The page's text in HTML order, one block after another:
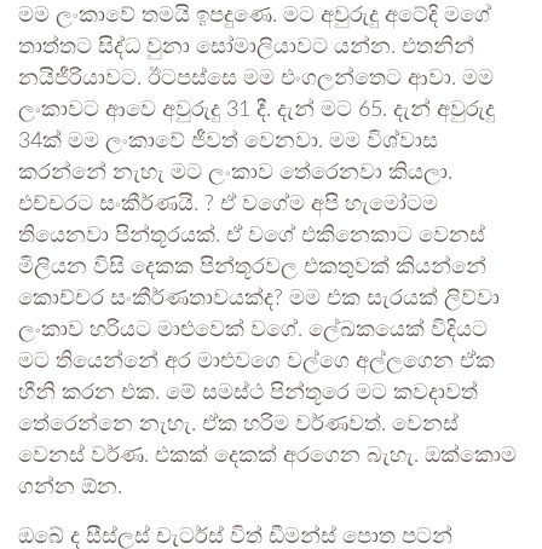
මම ලංකාවේ තමයි ඉපදුණෙ. මට අවුරුදු අටේදි මගේ
තාත්තට සිද්ධ වුනා සෝමාලියාවට යන්න. එතනින්
නයිජීරියාවට. ඊටපස්සෙ මම එංගලන්තෙට ආවා. මම
ලංකාවට ආවෙ අවුරුදු 31 දී. දැන් මට 65. දැන් අවුරුදු
34ක් මම ලංකාවේ ජීවත් වෙනවා. මම විශ්වාස
කරන්නේ නැහැ මට ලංකාව තේරෙනවා කියලා.
එච්චරට සංකීර්ණයි. ? ඒ වගේම අපි හැමෝටම
තියෙනවා පින්තූරයක්. ඒ වගේ එකිනෙකාට වෙනස්
මිලියන විසි දෙකක පින්තූරවල එකතුවක් කියන්නේ
කොච්චර සංකීර්ණතාවයක්ද? මම එක සැරයක් ලිව්වා
ලංකාව හරියට මාළුවෙක් වගේ. ලේඛකයෙක් විදියට
මට තියෙන්නේ අර මාළුවගෙ වල්ගෙ අල්ලගෙන ඒක
හීනි කරන එක. මේ සමස්ථ පින්තූරෙ මට කවදාවත්
තේරෙන්නෙ නැහැ. ඒක හරිම වර්ණවත්. වෙනස්
වෙනස් වර්ණ. එකක් දෙකක් අරගෙන බැහැ. ඔක්කොම
ගන්න ඕන.
ඔබේ ද සීස්ලස් චැටර්ස් විත් ඩීමන්ස් පොත පටන්